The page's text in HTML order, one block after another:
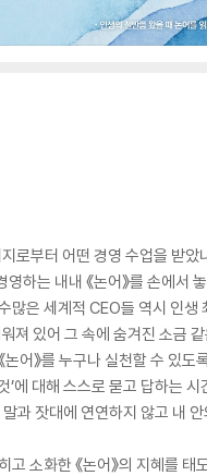
로부터 어떤 경영 수업을 받
하는 내내 《논어》를 손에
은 세계적 CEO들 역시 인생
져 있어 그 속에 숨겨진 소금
어》를 누구나 실천할 수 있
’에 대해 스스로 묻고 답하는
과 잣대에 연연하지 않고 내
소화한 《논어》의 지혜를